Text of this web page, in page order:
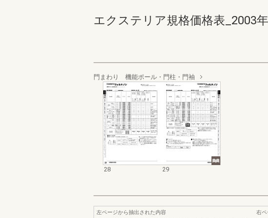
エクステリア規格価格表_2003
門まわり 機能ポール・門柱・門袖
28 29
左ページから抽出された内容
右